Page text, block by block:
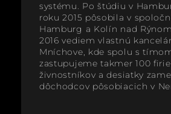
systému. Po štúdiu v
roku 2015 pôsobila v
Hamburg a Kolín nad
2016 vediem vlastnú
Mníchove, kde spolu s
zastupujeme takmer 100
živnostníkov a desiatky
dôchodcov pôsobiacich v